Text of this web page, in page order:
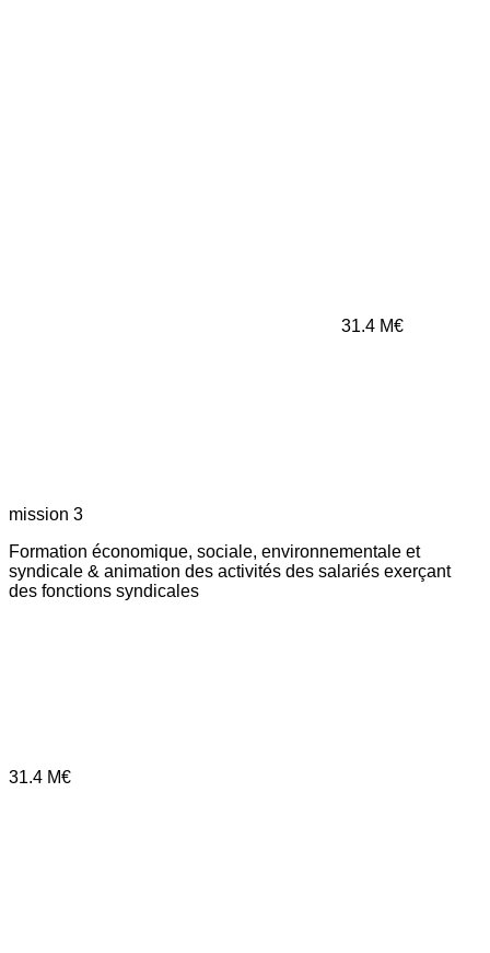
31.4 M€
mission 3
Formation économique, sociale, environnementale et
syndicale & animation des activités des salariés exerçant
des fonctions syndicales
31.4 M€